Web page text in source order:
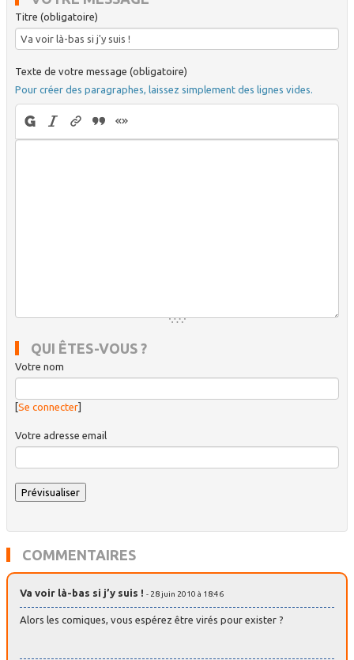
Titre (obligatoire)
Texte de votre message (obligatoire)
Pour créer des paragraphes, laissez simplement des lignes vides.
QUI ÊTES-VOUS ?
Votre nom
Se connecter]
Votre adresse email
COMMENTAIRES
Va voir là-bas si j’y suis ! - 28 juin 2010 à 18:46
Alors les comiques, vous espérez être virés pour exister ?